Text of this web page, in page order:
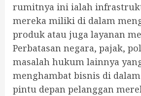
rumitnya ini ialah
mereka miliki di dalam
produk atau juga layanan
Perbatasan negara, pajak,
masalah hukum lainnya
menghambat bisnis di
pintu depan pelanggan